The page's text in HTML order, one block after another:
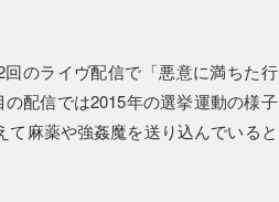
のライヴ配信で「悪意に満ちた行
配信では2015年の選挙運動の様子
麻薬や強姦魔を送り込んでいると